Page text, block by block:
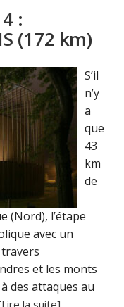
:
(172 km)
S’il
n’y
a
que
43
km
de
(Nord), l’étape
avec un
et les monts
des attaques au
la suite]